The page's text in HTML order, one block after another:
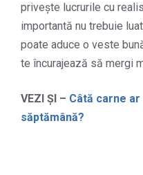
privește lucrurile cu
importantă nu trebuie
poate aduce o veste
te încurajează să mergi
VEZI ȘI – Câtă carne
săptămână?